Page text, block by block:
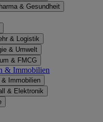
& Gesundheit
& Logistik
& Umwelt
& FMCG
& Immobilien
& Immobilien
& Elektronik